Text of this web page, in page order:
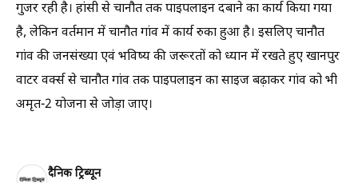
गुजर रही है। हांसी से चानौत तक पाइपलाइन दबाने का कार्य किया गया
है, लेकिन वर्तमान में चानौत गांव में कार्य रुका हुआ है। इसलिए चानौत
गांव की जनसंख्या एवं भविष्य की जरूरतों को ध्यान में रखते हुए खानपुर
वाटर वर्क्स से चानौत गांव तक पाइपलाइन का साइज बढ़ाकर गांव को भी
अमृत-2 योजना से जोड़ा जाए।
दैनिक ट्रिब्यून